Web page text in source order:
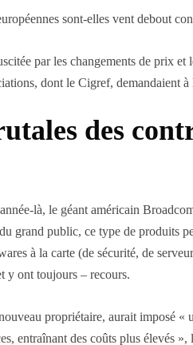
sont-elles vent debout
par les changements de prix
dont le Cigref,
des
là, le géant américain
grand public, ce type de produits
à la carte (de sécurité, de
y ont toujours – recours.
propriétaire, aurait imposé
entraînant des coûts plus élevés